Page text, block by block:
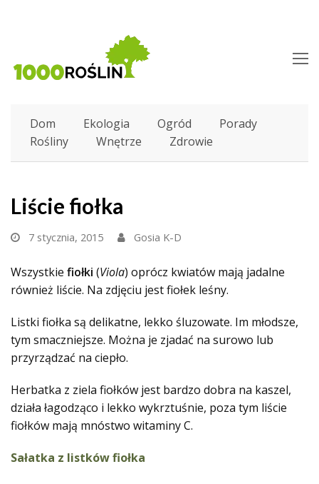
Dom Ekologia Ogród
Porady
Rośliny
Wnętrze Zdrowie
Liście fiołka
7 stycznia, 2015 Gosia K-D
Wszystkie fiołki (Viola) oprócz kwiatów mają jadalne
również liście. Na zdjęciu jest fiołek leśny.
Listki fiołka są delikatne, lekko śluzowate. Im młodsze,
tym smaczniejsze. Można je zjadać na surowo lub
przyrządzać na ciepło.
Herbatka z ziela fiołków jest bardzo dobra na kaszel,
działa łagodząco i lekko wykrztuśnie, poza tym liście
fiołków mają mnóstwo witaminy C.
Sałatka z listków fiołka